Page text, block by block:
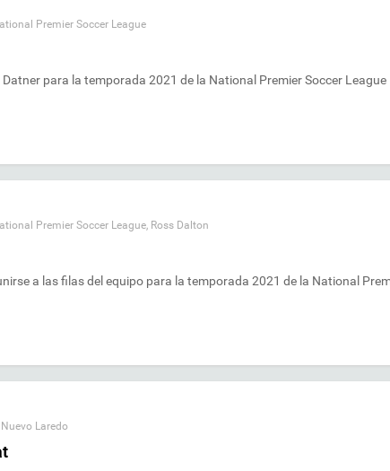
Premier Soccer League
para la temporada 2021 de la National Premier Soccer League
Premier Soccer League, Ross Dalton
a las filas del equipo para la temporada 2021 de la National
Nuevo Laredo